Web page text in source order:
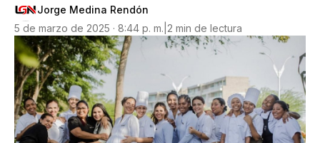
Jorge Medina Rendón
5 de marzo de 2025 · 8:44 p. m. 2 min de lectura